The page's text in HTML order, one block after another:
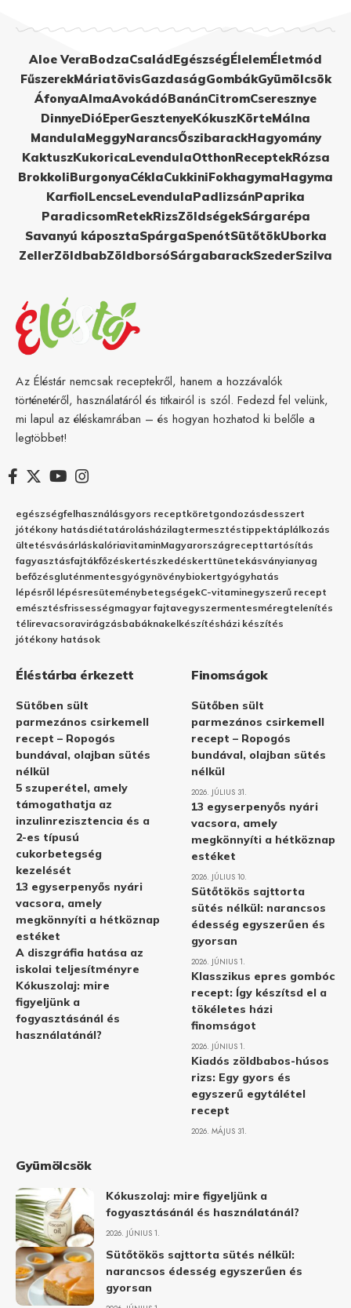
Aloe VeraBodzaCsaládEgészségÉlelemÉletmód
FűszerekMáriatövisGazdaságGombákGyümölcsök
ÁfonyaAlmaAvokádóBanánCitromCseresznye
DinnyeDióEperGesztenyeKókuszKörteMálna
MandulaMeggyNarancsŐszibarackHagyomány
KaktuszKukoricaLevendulaOtthonReceptekRózsa
BrokkoliBurgonyaCéklaCukkiniFokhagymaHagyma
KarfiolLencseLevendulaPadlizsánPaprika
ParadicsomRetekRizsZöldségekSárgarépa
Savanyú káposztaSpárgaSpenótSütőtökUborka
ZellerZöldbabZöldborsóSárgabarackSzederSzilva
Az Éléstár nemcsak receptekről, hanem a hozzávalók
történetéről, használatáról és titkairól is szól. Fedezd fel velünk,
mi lapul az éléskamrában – és hogyan hozhatod ki belőle a
legtöbbet!
egészségfelhasználásgyors receptköretgondozásdesszert
jótékony hatásdiétatárolásházilagtermesztéstippektáplálkozás
ültetésvásárláskalóriavitaminMagyarországrecepttartósítás
fagyasztásfajtákfőzéskertészkedéskerttünetekásványianyag
befőzésgluténmentesgyógynövénybiokertgyógyhatás
lépésről lépésresüteménybetegségekC-vitaminegyszerű recept
emésztésfrissességmagyar fajtavegyszermentesméregtelenítés
télirevacsoravirágzásbabáknakelkészítésházi készítés
jótékony hatások
Éléstárba érkezett
Sütőben sült
parmezános csirkemell
recept – Ropogós
bundával, olajban sütés
nélkül
5 szuperétel, amely
támogathatja az
inzulinrezisztencia és a
2-es típusú
cukorbetegség
kezelését
13 egyserpenyős nyári
vacsora, amely
megkönnyíti a hétköznap
estéket
A diszgráfia hatása az
iskolai teljesítményre
Kókuszolaj: mire
figyeljünk a
fogyasztásánál és
használatánál?
Finomságok
Sütőben sült
parmezános csirkemell
recept – Ropogós
bundával, olajban sütés
nélkül
2026. JÚLIUS 31.
13 egyserpenyős nyári
vacsora, amely
megkönnyíti a hétköznap
estéket
2026. JÚLIUS 10.
Sütőtökös sajttorta
sütés nélkül: narancsos
édesség egyszerűen és
gyorsan
2026. JÚNIUS 1.
Klasszikus epres gombóc
recept: Így készítsd el a
tökéletes házi
finomságot
2026. JÚNIUS 1.
Kiadós zöldbabos-húsos
rizs: Egy gyors és
egyszerű egytálétel
recept
2026. MÁJUS 31.
Gyümölcsök
Kókuszolaj: mire figyeljünk a
fogyasztásánál és használatánál?
2026. JÚNIUS 1.
Sütőtökös sajttorta sütés nélkül:
narancsos édesség egyszerűen és
gyorsan